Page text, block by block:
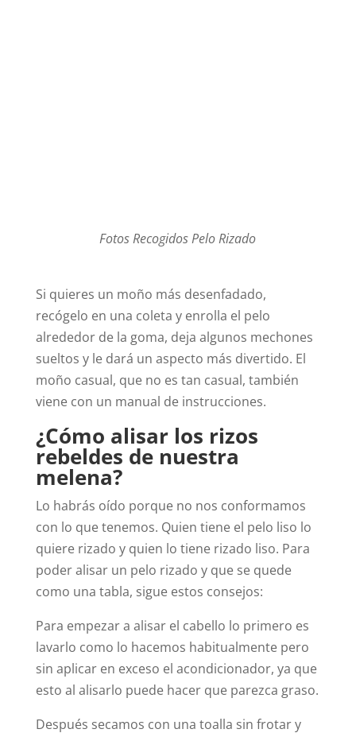
Fotos Recogidos Pelo Rizado
Si quieres un moño más desenfadado,
recógelo en una coleta y enrolla el pelo
alrededor de la goma, deja algunos mechones
sueltos y le dará un aspecto más divertido. El
moño casual, que no es tan casual, también
viene con un manual de instrucciones.
¿Cómo alisar los rizos
rebeldes de nuestra
melena?
Lo habrás oído porque no nos conformamos
con lo que tenemos. Quien tiene el pelo liso lo
quiere rizado y quien lo tiene rizado liso. Para
poder alisar un pelo rizado y que se quede
como una tabla, sigue estos consejos:
Para empezar a alisar el cabello lo primero es
lavarlo como lo hacemos habitualmente pero
sin aplicar en exceso el acondicionador, ya que
esto al alisarlo puede hacer que parezca graso.
Después secamos con una toalla sin frotar y